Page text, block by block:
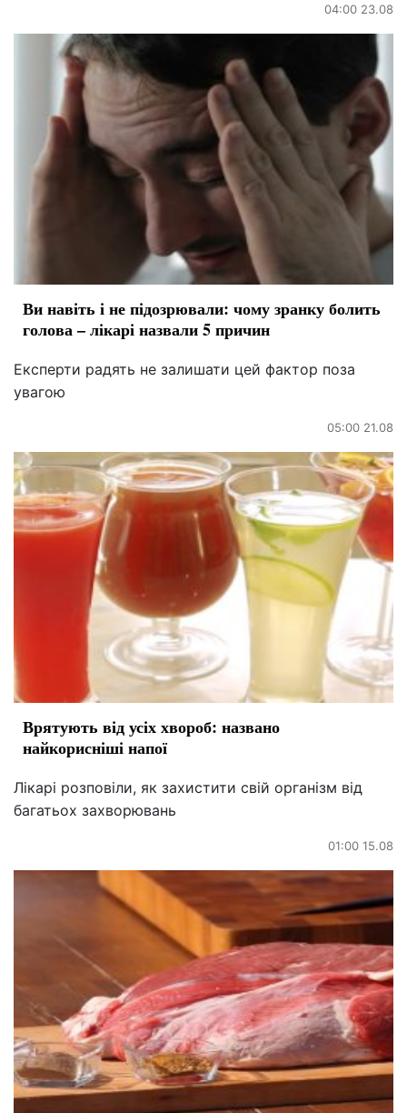
04:00 23.08
Ви навіть і не підозрювали: чому зранку болить
голова – лікарі назвали 5 причин
Експерти радять не залишати цей фактор поза
увагою
05:00 21.08
Врятують від усіх хвороб: названо
найкорисніші напої
Лікарі розповіли, як захистити свій організм від
багатьох захворювань
01:00 15.08